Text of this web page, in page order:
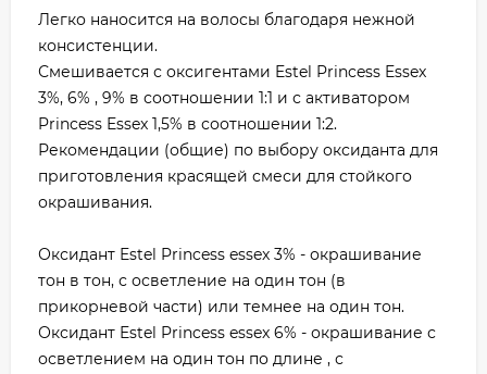
Легко наносится на волосы благодаря нежной
консистенции.
Смешивается с оксигентами Estel Princess Essex
3%, 6% , 9% в соотношении 1:1 и с активатором
Princess Essex 1,5% в соотношении 1:2.
Рекомендации (общие) по выбору оксиданта для
приготовления красящей смеси для стойкого
окрашивания.
Оксидант Estel Princess essex 3% - окрашивание
тон в тон, с осветление на один тон (в
прикорневой части) или темнее на один тон.
Оксидант Estel Princess essex 6% - окрашивание с
осветлением на один тон по длине , с